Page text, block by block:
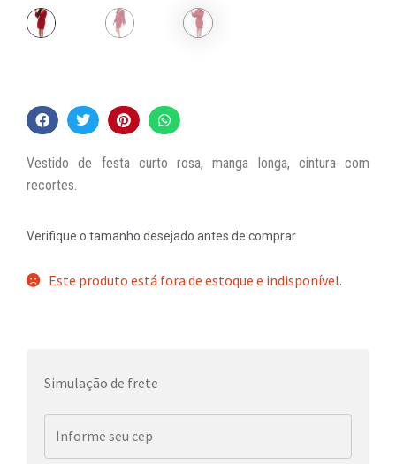
Vestido de festa curto rosa, manga longa, cintura com
recortes.
Verifique o tamanho desejado antes de comprar
Este produto está fora de estoque e indisponível.
Simulação de frete